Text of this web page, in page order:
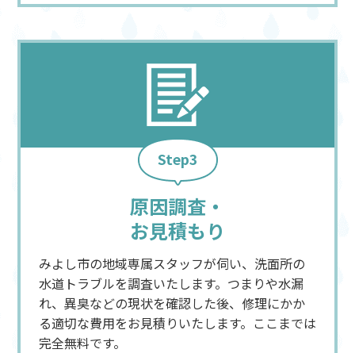
Step3
原因調査・
お見積もり
みよし市の地域専属スタッフが伺い、洗面所の
水道トラブルを調査いたします。つまりや水漏
れ、異臭などの現状を確認した後、修理にかか
る適切な費用をお見積りいたします。ここまでは
完全無料です。